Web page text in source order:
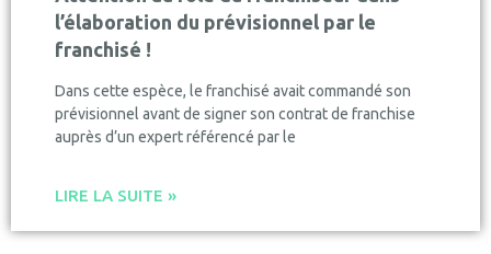
l’élaboration du prévisionnel par le
franchisé !
Dans cette espèce, le franchisé avait commandé son
prévisionnel avant de signer son contrat de franchise
auprès d’un expert référencé par le
LIRE LA SUITE »